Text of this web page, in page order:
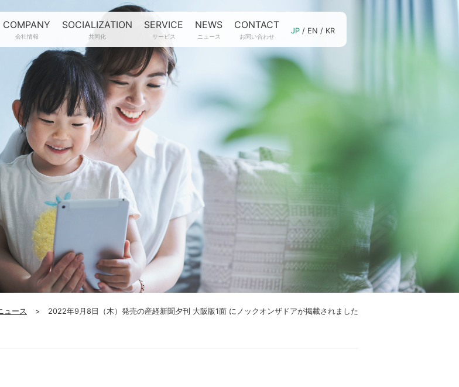
COMPANY
会社情報
SOCIALIZATION
共同化
SERVICE
サービス
NEWS
ニュース
CONTACT
お問い合わせ
JP / EN / KR
ュース > 2022年9月8日（木）発売の産経新聞夕刊 大阪版1面 にノックオンザドアが掲載されました